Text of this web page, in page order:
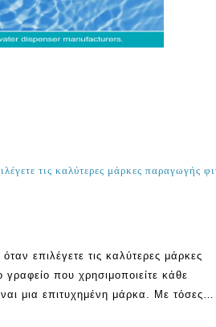
επιλέγετε τις καλύτερες μάρκες
που χρησιμοποιείτε κάθε
μια επιτυχημένη μάρκα. Με τόσες